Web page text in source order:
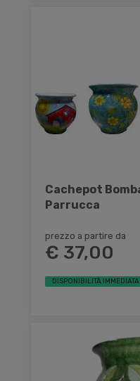
Cachepot Bombato in ceramica Nino
Parrucca
prezzo a partire da
€ 37,00
DISPONIBILITÀ IMMEDIATA